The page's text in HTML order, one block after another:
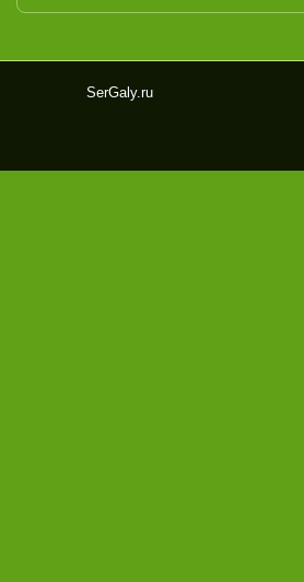
y.ru
SerGaly.ru